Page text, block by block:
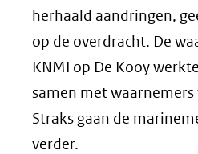
herhaald aandringen,
op de overdracht. De
KNMI op De Kooy
samen met
Straks gaan de
verder.